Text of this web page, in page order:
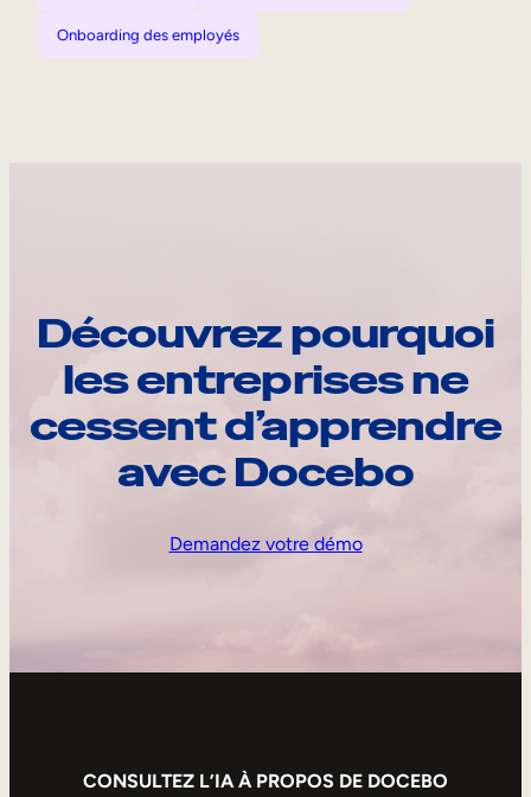
Onboarding des employés
Découvrez pourquoi
les entreprises ne
cessent d’apprendre
avec Docebo
Demandez votre démo
CONSULTEZ L’IA À PROPOS DE DOCEBO